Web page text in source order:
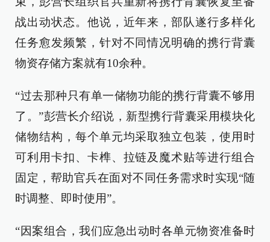
战出动状态。他说，近年来，部队遂行多样化
任务愈发频繁，针对不同情况明确的携行背囊
物资存储方案就有10余种。
“过去那种只有单一储物功能的携行背囊不够用
了。”彭营长介绍说，新型携行背囊采用模块化
储物结构，每个单元均采取独立包装，使用时
可利用卡扣、卡榫、拉链及魔术贴等进行组合
固定，帮助官兵在面对不同任务需求时实现“随
时调整、即时使用”。
“因案组合，我们应急出动时各单元物资准备时